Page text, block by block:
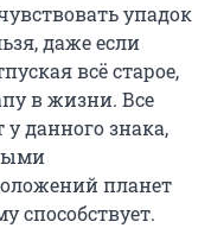
упадок
даже если
всё старое,
в жизни. Все
данного знака,
планет
способствует.